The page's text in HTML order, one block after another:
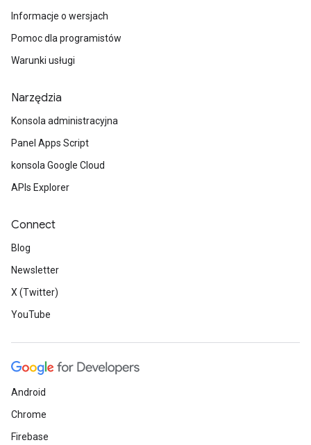
Informacje o wersjach
Pomoc dla programistów
Warunki usługi
Narzędzia
Konsola administracyjna
Panel Apps Script
konsola Google Cloud
APIs Explorer
Connect
Blog
Newsletter
X (Twitter)
YouTube
Android
Chrome
Firebase